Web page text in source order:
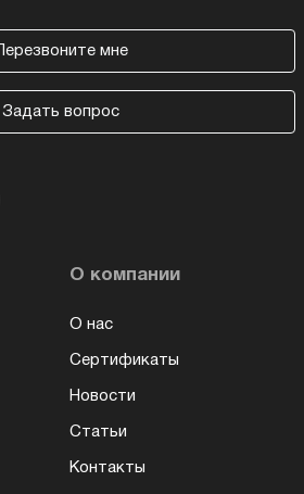
Перезвоните мне
Задать вопрос
О компании
О нас
Сертификаты
Новости
Статьи
Контакты